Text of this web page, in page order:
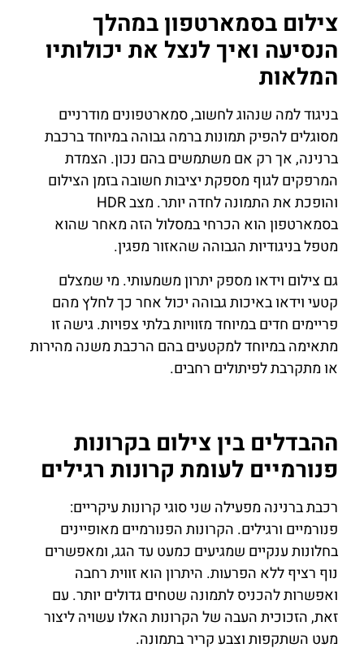
צילום בסמארטפון במהלך
הנסיעה ואיך לנצל את יכולותיו
המלאות
בניגוד למה שנהוג לחשוב, סמארטפונים מודרניים
מסוגלים להפיק תמונות ברמה גבוהה במיוחד ברכבת
ברנינה, אך רק אם משתמשים בהם נכון. הצמדת
המרפקים לגוף מספקת יציבות חשובה בזמן הצילום
והופכת את התמונה לחדה יותר. מצב HDR
בסמארטפון הוא הכרחי במסלול הזה מאחר שהוא
מטפל בניגודיות הגבוהה שהאזור מפגין.
גם צילום וידאו מספק יתרון משמעותי. מי שמצלם
קטעי וידאו באיכות גבוהה יכול אחר כך לחלץ מהם
פריימים חדים במיוחד מזוויות בלתי צפויות. גישה זו
מתאימה במיוחד למקטעים בהם הרכבת משנה מהירות
או מתקרבת לפיתולים רחבים.
ההבדלים בין צילום בקרונות
פנורמיים לעומת קרונות רגילים
רכבת ברנינה מפעילה שני סוגי קרונות עיקריים:
פנורמיים ורגילים. הקרונות הפנורמיים מאופיינים
בחלונות ענקיים שמגיעים כמעט עד הגג, ומאפשרים
נוף רציף ללא הפרעות. היתרון הוא זווית רחבה
ואפשרות להכניס לתמונה שטחים גדולים יותר. עם
זאת, הזכוכית העבה של הקרונות האלו עשויה ליצור
מעט השתקפות וצבע קריר בתמונה.